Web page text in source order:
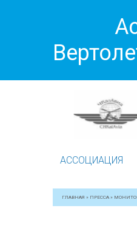
АССОЦИАЦИЯ
ГЛАВНАЯ » ПРЕССА »